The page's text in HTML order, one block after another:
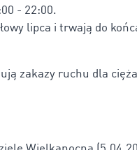
- 22:00.
lipca i trwają do
zakazy ruchu dla